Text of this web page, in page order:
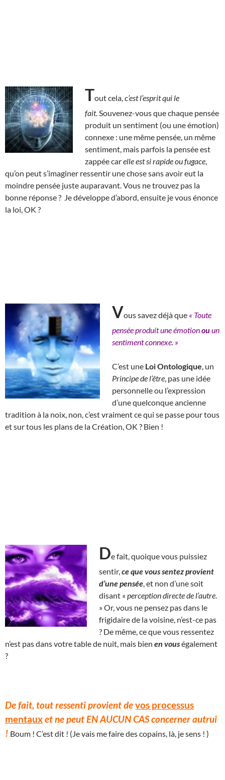
Tout cela, c’est l’esprit qui le
fait. Souvenez-vous que chaque pensée
produit un sentiment (ou une émotion)
connexe : une même pensée, un même
sentiment, mais parfois la pensée est
zappée carelle est si rapide ou fugace
qu’on peut s’imaginer ressentir une chose sans avoir eut la
moindre pensée juste auparavant. Vous ne trouvez pas la
bonne réponse ? Je développe d’abord, ensuite je vous énonce
la loi, OK ?
Vous savez déjà que « Toute
pensée produit une émotionouun
sentiment connexe. »
C’est une Loi Ontologique , un
Principe de l’être , pas une idée
personnelle ou l’expression
d’une quelconque ancienne
tradition à la noix, non, c’est vraiment ce qui se passe pour tous
et sur tous les plans de la Création, OK ? Bien !
De fait, quoique vous puissiez
sentir, ce que vous sentez provient
d’une pensée , et non d’une soit
disant « perception directe de l’autre
» Or, vous ne pensez pas dans le
frigidaire de la voisine, n’est-ce pas
? De même, ce que vous ressentez
n’est pas dans votre table de nuit, mais bien en vouségalement
?
De fait, tout ressenti provient devos processus
mentauxet ne peut EN AUCUN CAS concerner autrui
! Boum ! C’est dit ! (Je vais me faire des copains, là, je sens ! )